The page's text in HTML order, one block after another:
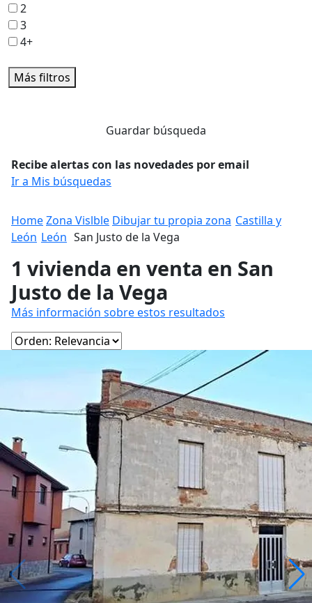
2
3
4+
Más filtros
Guardar búsqueda
Recibe alertas con las novedades por email
Ir a Mis búsquedas
HomeZona Vislble Dibujar tu propia zona Castilla y
León León San Justo de la Vega
1 vivienda en venta en San
Justo de la Vega
Más información sobre estos resultados